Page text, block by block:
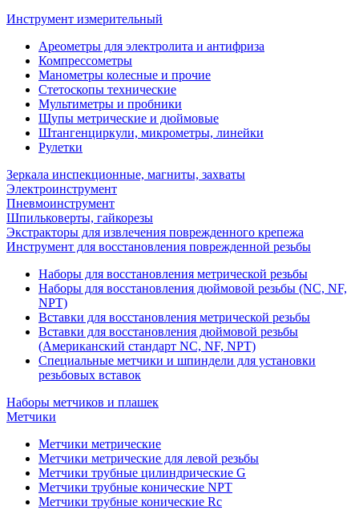
Инструмент измерительный
Ареометры для электролита и антифриза
Компрессометры
Манометры колесные и прочие
Стетоскопы технические
Мультиметры и пробники
Щупы метрические и дюймовые
Штангенциркули, микрометры, линейки
Рулетки
Зеркала инспекционные, магниты, захваты
Электроинструмент
Пневмоинструмент
Шпильковерты, гайкорезы
Экстракторы для извлечения поврежденного крепежа
Инструмент для восстановления поврежденной резьбы
Наборы для восстановления метрической резьбы
Наборы для восстановления дюймовой резьбы (NC, NF,
NPT)
Вставки для восстановления метрической резьбы
Вставки для восстановления дюймовой резьбы
(Американский стандарт NC, NF, NPT)
Специальные метчики и шпиндели для установки
резьбовых вставок
Наборы метчиков и плашек
Метчики
Метчики метрические
Метчики метрические для левой резьбы
Метчики трубные цилиндрические G
Метчики трубные конические NPT
Метчики трубные конические Rc